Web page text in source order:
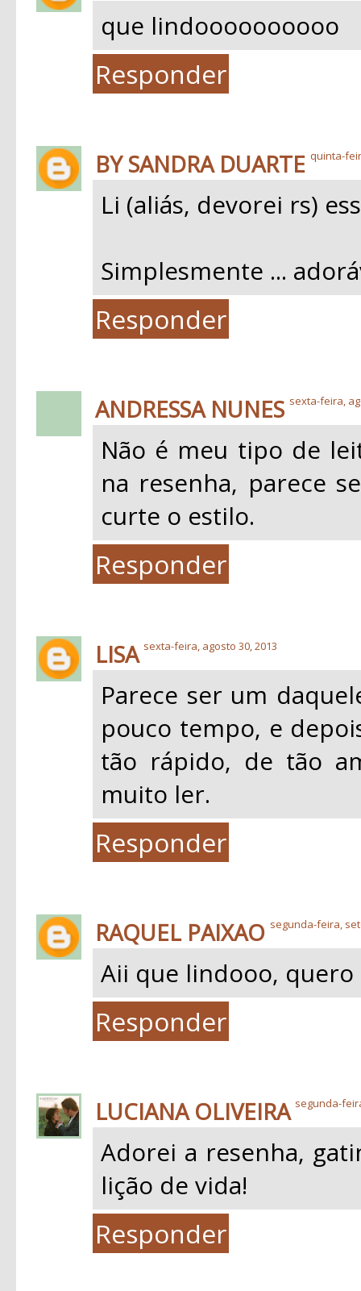
que lindoooooooooo
Responder
BY SANDRA DUARTE quinta-
Li (aliás, devorei rs)
Simplesmente ...
Responder
ANDRESSA NUNES sexta-feira,
Não é meu tipo de
na resenha, parece
curte o estilo.
Responder
LISA sexta-feira, agosto 30, 2013
Parece ser um
pouco tempo, e
tão rápido, de tão
muito ler.
Responder
RAQUEL PAIXAO segunda-feira,
Aii que lindooo, quero
Responder
LUCIANA OLIVEIRA segunda-
Adorei a resenha,
lição de vida!
Responder